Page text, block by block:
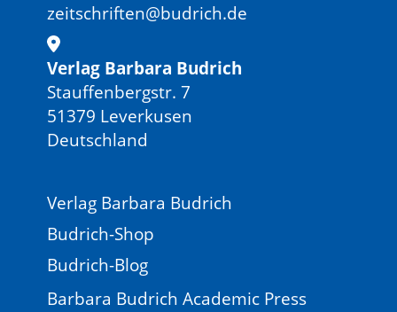
zeitschriften@budrich.de
Verlag Barbara Budrich
Stauffenbergstr. 7
51379 Leverkusen
Deutschland
Verlag Barbara Budrich
Budrich-Shop
Budrich-Blog
Barbara Budrich Academic Press